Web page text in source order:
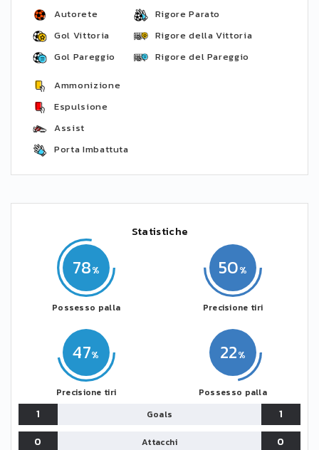
Autorete
Gol Vittoria
Gol Pareggio
Rigore Parato
Rigore della Vittoria
Rigore del Pareggio
Ammonizione
Espulsione
Assist
Porta Imbattuta
Statistiche
78
Possesso palla
47
Precisione tiri
22
Possesso palla
50
Precisione tiri
1 Goals
1
0
Attacchi
0